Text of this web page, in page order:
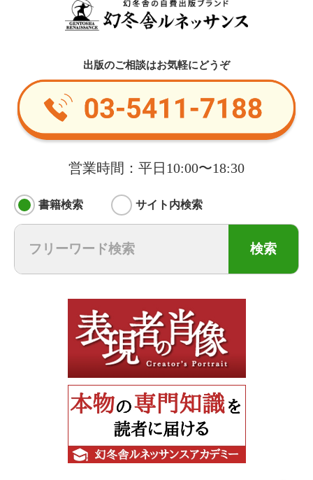
出版のご相談はお気軽にどうぞ
営業時間：平日10:00〜18:30
書籍検索 サイト内検索
検索